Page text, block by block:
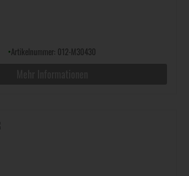
•Artikelnummer: 012-M30430